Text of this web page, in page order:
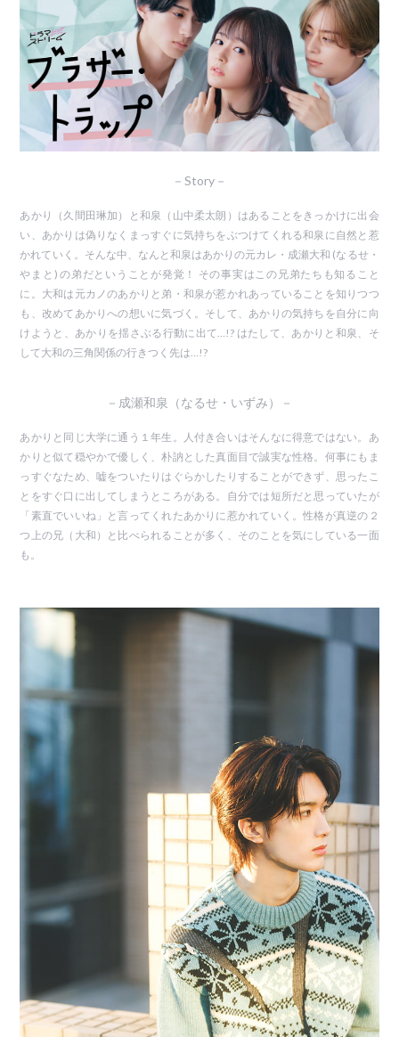
－Story－
あかり（久間田琳加）と和泉（山中柔太朗）はあることをきっかけに出会
い、あかりは偽りなくまっすぐに気持ちをぶつけてくれる和泉に自然と惹
かれていく。そんな中、なんと和泉はあかりの元カレ・成瀬大和 (なるせ・
やまと) の弟だということが発覚！ その事実はこの兄弟たちも知ること
に。大和は元カノのあかりと弟・和泉が惹かれあっていることを知りつつ
も、改めてあかりへの想いに気づく。そして、あかりの気持ちを自分に向
けようと、あかりを揺さぶる行動に出て…!? はたして、あかりと和泉、そ
して大和の三角関係の行きつく先は…!?
－成瀬和泉（なるせ・いずみ）－
あかりと同じ大学に通う１年生。人付き合いはそんなに得意ではない。あ
かりと似て穏やかで優しく、朴訥とした真面目で誠実な性格。何事にもま
っすぐなため、嘘をついたりはぐらかしたりすることができず、思ったこ
とをすぐ口に出してしまうところがある。自分では短所だと思っていたが
「素直でいいね」と言ってくれたあかりに惹かれていく。性格が真逆の２
つ上の兄（大和）と比べられることが多く、そのことを気にしている一面
も。